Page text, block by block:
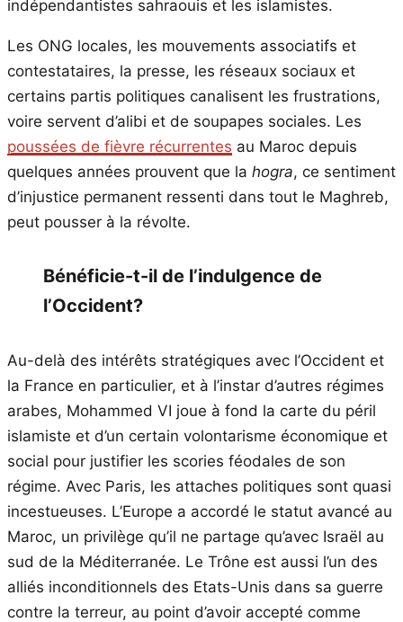
indépendantistes sahraouis et les islamistes.
Les ONG locales, les mouvements associatifs et
contestataires, la presse, les réseaux sociaux et
certains partis politiques canalisent les frustrations,
voire servent d’alibi et de soupapes sociales. Les
poussées de fièvre récurrentes au Maroc depuis
quelques années prouvent que la hogra, ce sentiment
d’injustice permanent ressenti dans tout le Maghreb,
peut pousser à la révolte.
Bénéficie-t-il de l’indulgence de
l’Occident?
Au-delà des intérêts stratégiques avec l’Occident et
la France en particulier, et à l’instar d’autres régimes
arabes, Mohammed VI joue à fond la carte du péril
islamiste et d’un certain volontarisme économique et
social pour justifier les scories féodales de son
régime. Avec Paris, les attaches politiques sont quasi
incestueuses. L’Europe a accordé le statut avancé au
Maroc, un privilège qu’il ne partage qu’avec Israël au
sud de la Méditerranée. Le Trône est aussi l’un des
alliés inconditionnels des Etats-Unis dans sa guerre
contre la terreur, au point d’avoir accepté comme